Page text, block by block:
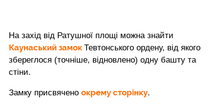
На захід від Ратушної площі можна знайти
Каунаський замок Тевтонського ордену, від якого
збереглося (точніше, відновлено) одну башту та
стіни.
Замку присвячено окрему сторінку.